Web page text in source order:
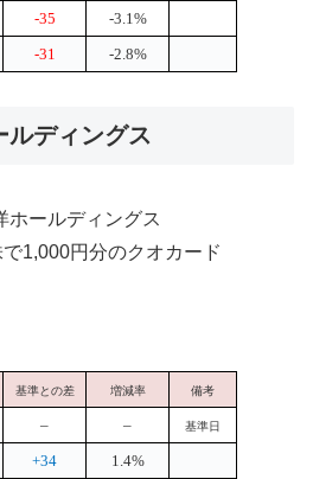
-35
-3.1%
-31 -2.8%
ルディングス
ホールディングス
1,000円分のクオカード
基準との差 増減率 備考
– – 基準日
+34
1.4%